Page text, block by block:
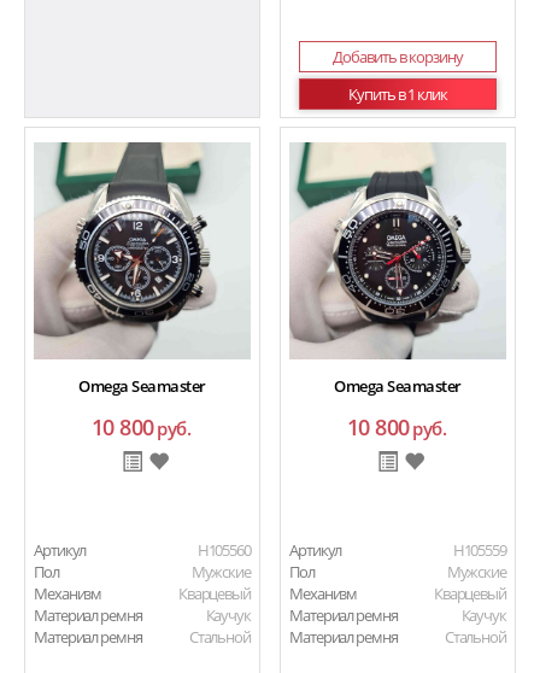
Добавить в корзину
Купить в 1 клик
Omega Seamaster
10 800руб.
Артикул
H105560
Пол
Мужские
Механизм
Кварцевый
Материал ремня
Каучук
Материал ремня
Стальной
Omega Seamaster
10 800руб.
Артикул
H105559
Пол
Мужские
Механизм
Кварцевый
Материал ремня
Каучук
Материал ремня
Стальной